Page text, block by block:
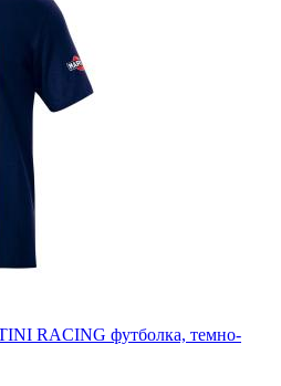
RACING футболка, темно-